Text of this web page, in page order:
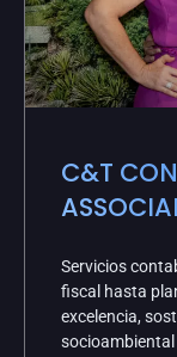
C&T
Servicios
fiscal hasta
excelencia,